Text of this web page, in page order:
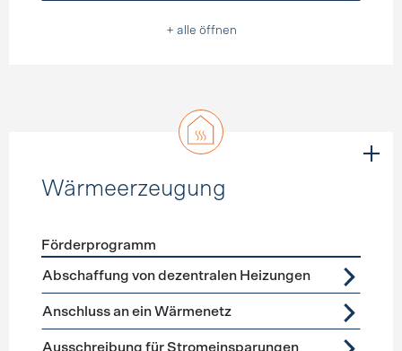
+ alle öffnen
Wärmeerzeugung
Förderprogramme Wärmeerzeugung
Förderprogramm
Abschaffung von dezentralen Heizungen
Anschluss an ein Wärmenetz
Ausschreibung für Stromeinsparungen